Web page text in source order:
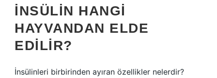
İNSÜLIN HANGI
HAYVANDAN ELDE
EDILIR?
İnsülinleri birbirinden ayıran özellikler nelerdir?